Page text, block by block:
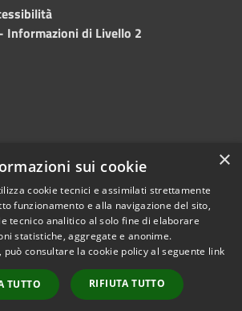
Informazioni di Livello 2
Copyright © 2024 •
Comune di Mazara del
Vallo• Powered
byMunicipium• Redazione
×
sui cookie
cookie tecnici e assimilati strettamente
funzionamento e alla navigazione del sito,
tecnico analitico al solo fine di elaborare
statistiche, aggregate e anonime.
consultare la cookie policy al seguente link
TUTTO RIFIUTA TUTTO